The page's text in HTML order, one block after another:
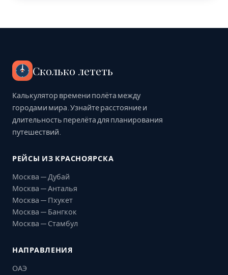
Сколько лететь
Калькулятор времени полёта между
городами мира. Узнайте расстояние и
длительность перелёта для планирования
путешествий.
РЕЙСЫ ИЗ КРАСНОЯРСКА
Москва — Дубай
Москва — Анталья
Москва — Пхукет
Москва — Бангкок
Москва — Стамбул
НАПРАВЛЕНИЯ
ОАЭ